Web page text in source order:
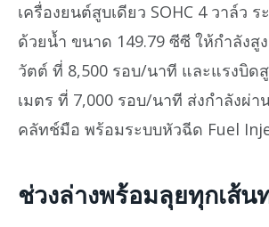
เครื่องยนต์สูบเดียว SOHC 4 วาล์ว
ด้วยน้ำ ขนาด 149.79 ซีซี ให้กำลังสู
วัตต์ ที่ 8,500 รอบ/นาที และแรงบิด
เมตร ที่ 7,000 รอบ/นาที ส่งกำลังผ่า
คลัทช์มือ พร้อมระบบหัวฉีด Fuel
ช่วงล่างพร้อมลุยทุกเส้น